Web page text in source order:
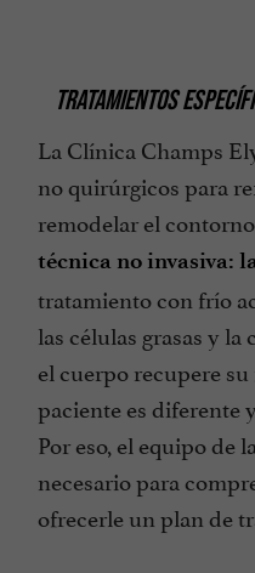
TRATAMIENTOS
La Clínica Champs
no quirúrgicos para
remodelar el
técnica no invasiva:
tratamiento con frío
las células grasas y
el cuerpo recupere
paciente es diferente
Por eso, el equipo de
necesario para
ofrecerle un plan de